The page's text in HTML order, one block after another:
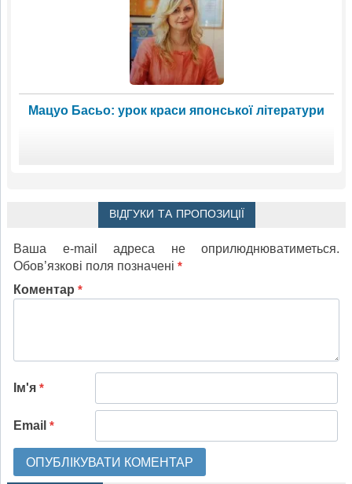
Мацуо Басьо: урок краси японської літератури
ВІДГУКИ ТА ПРОПОЗИЦІЇ
Ваша e-mail адреса не оприлюднюватиметься.
Обов’язкові поля позначені *
Коментар *
Ім'я *
Email *